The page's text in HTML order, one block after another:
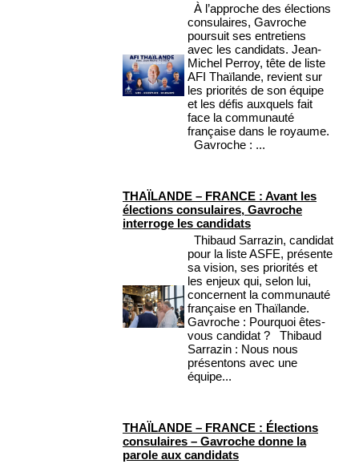
À l’approche des élections
consulaires, Gavroche
poursuit ses entretiens
avec les candidats. Jean-
Michel Perroy, tête de liste
AFI Thaïlande, revient sur
les priorités de son équipe
et les défis auxquels fait
face la communauté
française dans le royaume.
Gavroche : ...
THAÏLANDE – FRANCE : Avant les
élections consulaires, Gavroche
interroge les candidats
Thibaud Sarrazin, candidat
pour la liste ASFE, présente
sa vision, ses priorités et
les enjeux qui, selon lui,
concernent la communauté
française en Thaïlande.
Gavroche : Pourquoi êtes-
vous candidat ? Thibaud
Sarrazin : Nous nous
présentons avec une
équipe...
THAÏLANDE – FRANCE : Élections
consulaires – Gavroche donne la
parole aux candidats